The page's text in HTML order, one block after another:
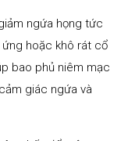
ngứa họng tức
ứng hoặc khô rát cổ
bao phủ niêm mạc
giác ngứa và